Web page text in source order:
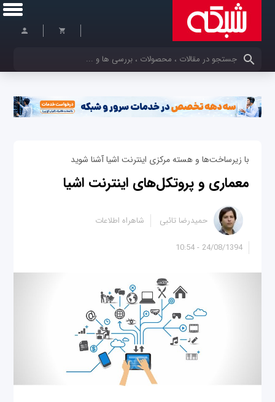
کلمات کلیدی خود را وارد کنید
با زیرساخت‌ها و هسته مرکزی اینترنت اشیا آشنا شوید
معماری و پروتکل‌های اینترنت اشیا
24/08/1394 - 10:54
حمیدرضا تائبی شاهراه اطلاعات